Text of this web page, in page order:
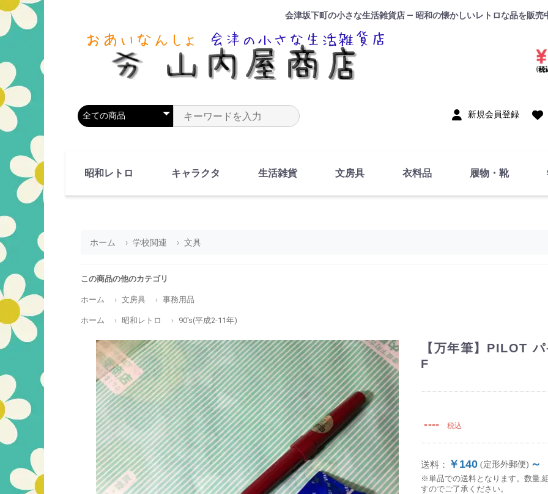
会津坂下町の小さな生活雑貨店 — 昭和の懐かしいレトロな品を販売
商品カテゴリを選択 商品名やキーワードを入力 新規会員登録
昭和レトロ キャラクタ 生活雑貨 文房具 衣料品 履物・靴
ホーム 学校関連 文具
この商品の他のカテゴリ
ホーム 文房具 事務用品
ホーム 昭和レトロ 90's(平成2-11年)
【万年筆】PILOT
F
---- 税込
送料： ￥140 (定形外郵便) ～
※単品での送料となります。数量,
すのでご了承ください。